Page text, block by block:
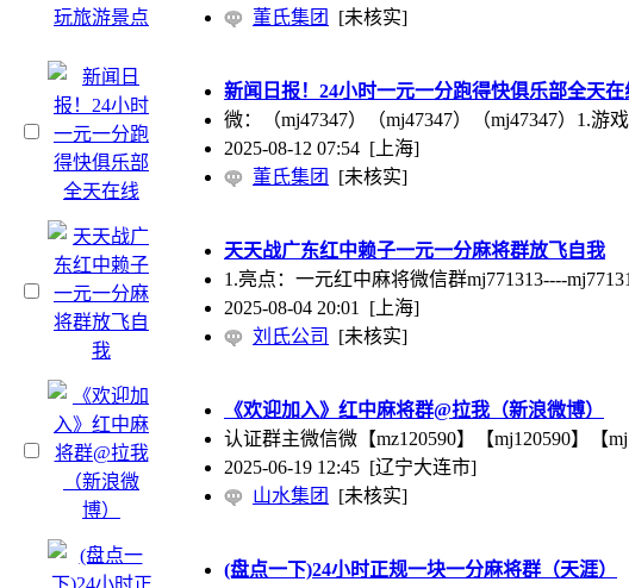
董氏集团
[未核实]
新闻日报！24小时一元一分跑得快俱乐部全天在
微：（mj47347）（mj47347）（mj47347）1.
2025-08-12 07:54 [上海]
董氏集团
[未核实]
天天战广东红中赖子一元一分麻将群放飞自我
1.亮点：一元红中麻将微信群mj771313----
2025-08-04 20:01 [上海]
刘氏公司
[未核实]
《欢迎加入》红中麻将群@拉我（新浪微博）
认证群主微信微【mz120590】【mj120590】
2025-06-19 12:45 [辽宁大连市]
山水集团
[未核实]
(盘点一下)24小时正规一块一分麻将群（天涯）